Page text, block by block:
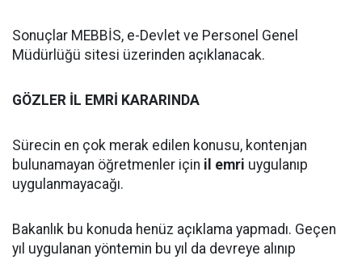
Sonuçlar MEBBİS, e-Devlet ve Personel Genel
Müdürlüğü sitesi üzerinden açıklanacak.
GÖZLER İL EMRİ KARARINDA
Sürecin en çok merak edilen konusu, kontenjan
bulunamayan öğretmenler için il emri uygulanıp
uygulanmayacağı.
Bakanlık bu konuda henüz açıklama yapmadı. Geçen
yıl uygulanan yöntemin bu yıl da devreye alınıp